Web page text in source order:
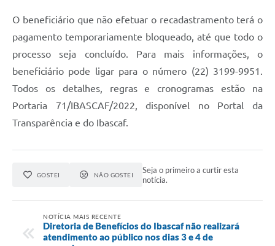
O beneficiário que não efetuar o recadastramento terá o
pagamento temporariamente bloqueado, até que todo o
processo seja concluído. Para mais informações, o
beneficiário pode ligar para o número (22) 3199-9951.
Todos os detalhes, regras e cronogramas estão na
Portaria 71/IBASCAF/2022, disponível no Portal da
Transparência e do Ibascaf.
GOSTEI NÃO GOSTEI
Seja o primeiro a curtir esta
notícia.
NOTÍCIA MAIS RECENTE
Diretoria de Benefícios do Ibascaf não realizará
atendimento ao público nos dias 3 e 4 de